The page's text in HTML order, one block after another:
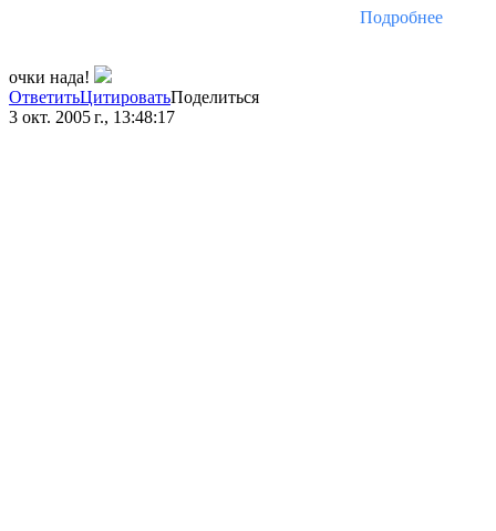
Подробнее
очки нада!
ОтветитьЦитироватьПоделиться
3 окт. 2005 г., 13:48:17